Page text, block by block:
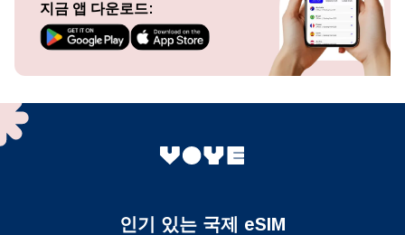
지금 앱 다운로드:
인기 있는 국제 eSIM